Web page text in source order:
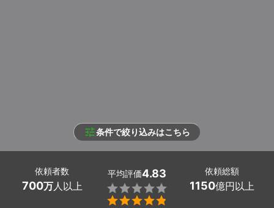
条件で絞り込みはこちら
依頼者数
700万人以上
平均評価4.83


依頼総額
1150億円以上